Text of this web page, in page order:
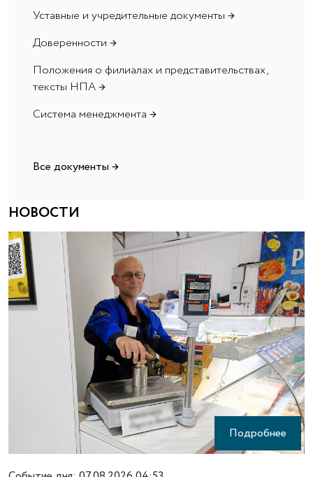
Уставные и учредительные документы →
Доверенности →
Положения о филиалах и представительствах,
тексты НПА→
Система менеджмента →
Все документы →
НОВОСТИ
Подробнее